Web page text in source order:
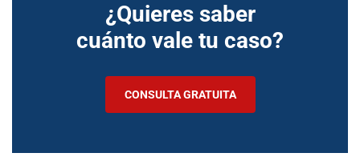
¿Quieres saber
cuánto vale tu caso?
CONSULTA GRATUITA